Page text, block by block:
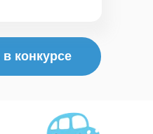
конкурсе
60 55